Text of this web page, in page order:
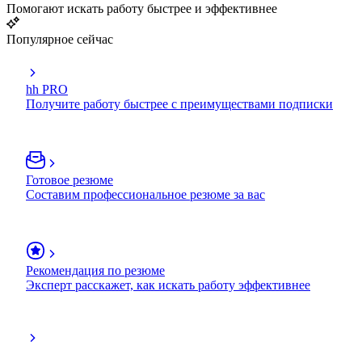
Помогают искать работу быстрее и эффективнее
Популярное сейчас
hh PRO
Получите работу быстрее с преимуществами подписки
Готовое резюме
Составим профессиональное резюме за вас
Рекомендация по резюме
Эксперт расскажет, как искать работу эффективнее